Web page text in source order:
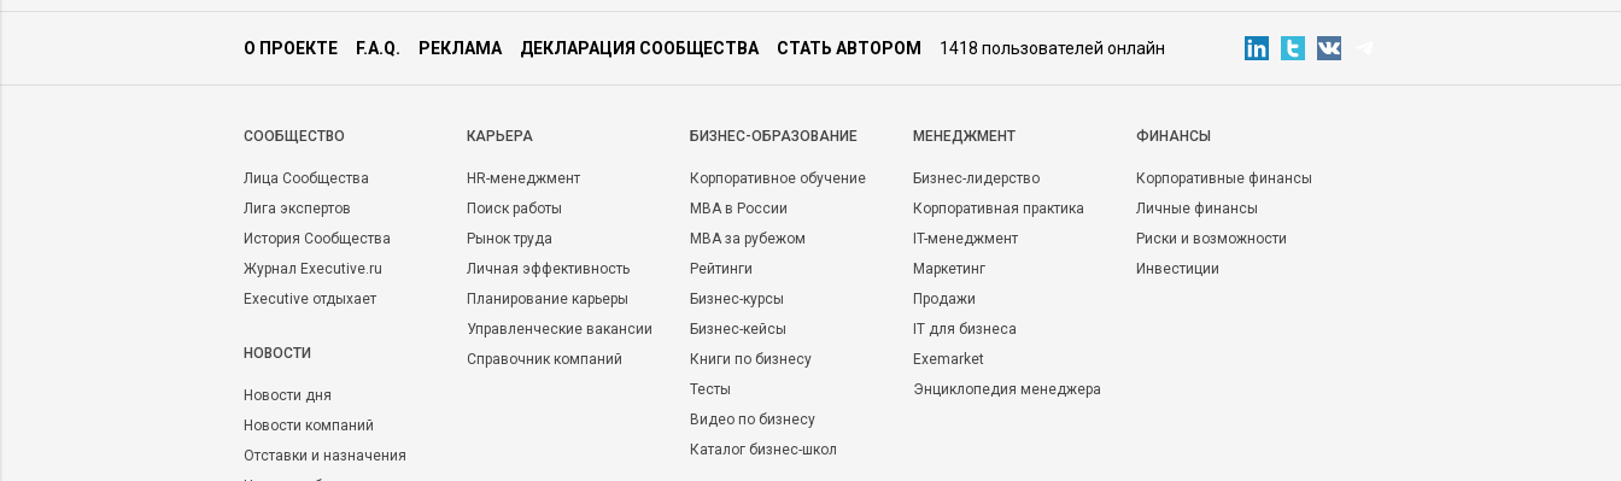
О ПРОЕКТЕ F.A.Q. РЕКЛАМА ДЕКЛАРАЦИЯ СООБЩЕСТВА СТАТЬ АВТОРОМ 1418 пользователей онлайн
CООБЩЕСТВО
Лица Сообщества
Лига экспертов
История Сообщества
Журнал Executive.ru
Executive отдыхает
НОВОСТИ
Новости дня
Новости компаний
Отставки и назначения
КАРЬЕРА
HR-менеджмент
Поиск работы
Рынок труда
Личная эффективность
Планирование карьеры
Управленческие вакансии
Справочник компаний
БИЗНЕС-ОБРАЗОВАНИЕ
Корпоративное обучение
MBA в России
MBA за рубежом
Рейтинги
Бизнес-курсы
Бизнес-кейсы
Книги по бизнесу
Тесты
Видео по бизнесу
Каталог бизнес-школ
МЕНЕДЖМЕНТ
Бизнес-лидерство
Корпоративная практика
IT-менеджмент
Маркетинг
Продажи
IT для бизнеса
Exemarket
Энциклопедия менеджера
ФИНАНСЫ
Корпоративные финансы
Личные финансы
Риски и возможности
Инвестиции